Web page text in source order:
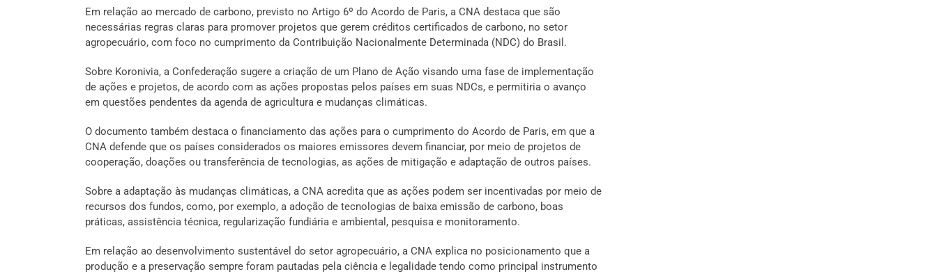
Em relação ao mercado de carbono, previsto no Artigo 6º do Acordo de Paris, a CNA destaca que são
necessárias regras claras para promover projetos que gerem créditos certificados de carbono, no setor
agropecuário, com foco no cumprimento da Contribuição Nacionalmente Determinada (NDC) do Brasil.
Sobre Koronivia, a Confederação sugere a criação de um Plano de Ação visando uma fase de implementação
de ações e projetos, de acordo com as ações propostas pelos países em suas NDCs, e permitiria o avanço
em questões pendentes da agenda de agricultura e mudanças climáticas.
O documento também destaca o financiamento das ações para o cumprimento do Acordo de Paris, em que a
CNA defende que os países considerados os maiores emissores devem financiar, por meio de projetos de
cooperação, doações ou transferência de tecnologias, as ações de mitigação e adaptação de outros países.
Sobre a adaptação às mudanças climáticas, a CNA acredita que as ações podem ser incentivadas por meio de
recursos dos fundos, como, por exemplo, a adoção de tecnologias de baixa emissão de carbono, boas
práticas, assistência técnica, regularização fundiária e ambiental, pesquisa e monitoramento.
Em relação ao desenvolvimento sustentável do setor agropecuário, a CNA explica no posicionamento que a
produção e a preservação sempre foram pautadas pela ciência e legalidade tendo como principal instrumento